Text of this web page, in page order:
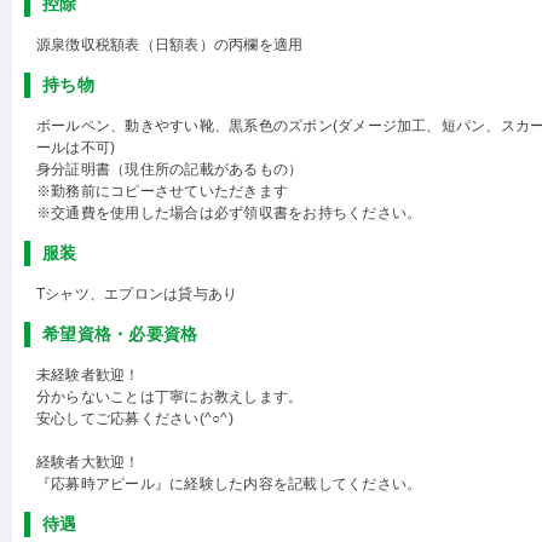
源泉徴収税額表（日額表）の丙欄を適用
持ち物
ボールペン、動きやすい靴、黒系色のズボン(ダメージ加工、短パン、スカ
ールは不可)
身分証明書（現住所の記載があるもの）
※勤務前にコピーさせていただきます
※交通費を使用した場合は必ず領収書をお持ちください。
服装
Tシャツ、エプロンは貸与あり
希望資格・必要資格
未経験者歓迎！
分からないことは丁寧にお教えします。
安心してご応募ください(^○^)
経験者大歓迎！
『応募時アピール』に経験した内容を記載してください。
待遇